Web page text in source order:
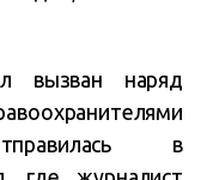
вызван наряд
в